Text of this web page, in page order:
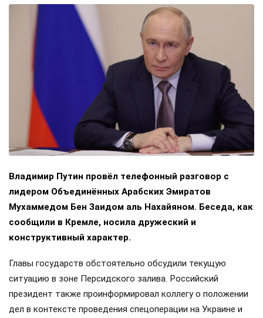
Владимир Путин провёл телефонный разговор с
лидером Объединённых Арабских Эмиратов
Мухаммедом Бен Заидом аль Нахайяном. Беседа, как
сообщили в Кремле, носила дружеский и
конструктивный характер.
Главы государств обстоятельно обсудили текущую
ситуацию в зоне Персидского залива. Российский
президент также проинформировал коллегу о положении
дел в контексте проведения спецоперации на Украине и